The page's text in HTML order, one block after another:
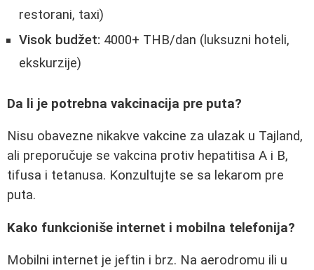
restorani, taxi)
Visok budžet: 4000+ THB/dan (luksuzni hoteli,
ekskurzije)
Da li je potrebna vakcinacija pre puta?
Nisu obavezne nikakve vakcine za ulazak u Tajland,
ali preporučuje se vakcina protiv hepatitisa A i B,
tifusa i tetanusa. Konzultujte se sa lekarom pre
puta.
Kako funkcioniše internet i mobilna telefonija?
Mobilni internet je jeftin i brz. Na aerodromu ili u